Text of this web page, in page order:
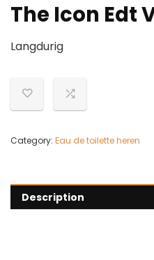
The Icon Edt
Langdurig
Category: Eau de toilette heren
Description